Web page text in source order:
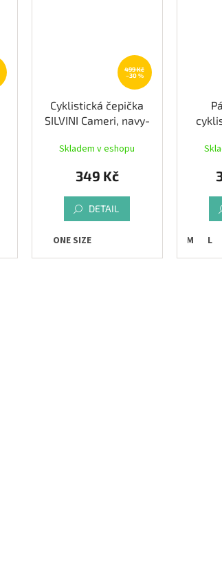
499 Kč
–30 %
Cyklistická čepička
SILVINI Cameri, navy-
Skladem v eshopu
349 Kč
DETAIL
ONE SIZE M L